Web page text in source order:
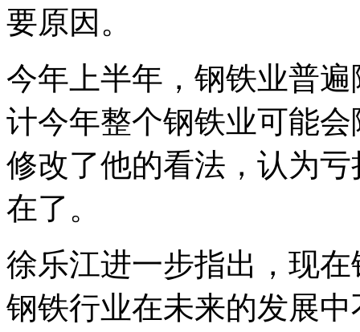
要原因。
今年上半年，钢铁业普
计今年整个钢铁业可能
修改了他的看法，认为
在了。
徐乐江进一步指出，现
钢铁行业在未来的发展